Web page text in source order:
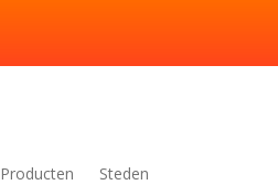
Producten Steden